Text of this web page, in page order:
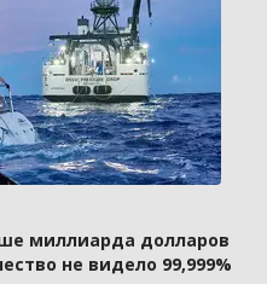
миллиарда долларов
не видело 99,999%